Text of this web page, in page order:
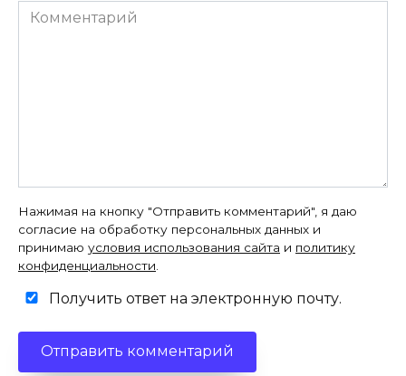
Комментарий
Нажимая на кнопку "Отправить комментарий", я даю
согласие на обработку персональных данных и
принимаю условия использования сайта и политику
конфиденциальности
Получить ответ на электронную почту.